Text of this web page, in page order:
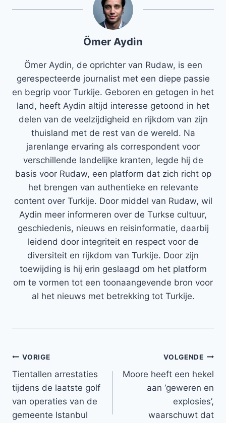
Ömer Aydin
Ömer Aydin, de oprichter van Rudaw, is een
gerespecteerde journalist met een diepe passie
en begrip voor Turkije. Geboren en getogen in het
land, heeft Aydin altijd interesse getoond in het
delen van de veelzijdigheid en rijkdom van zijn
thuisland met de rest van de wereld. Na
jarenlange ervaring als correspondent voor
verschillende landelijke kranten, legde hij de
basis voor Rudaw, een platform dat zich richt op
het brengen van authentieke en relevante
content over Turkije. Door middel van Rudaw, wil
Aydin meer informeren over de Turkse cultuur,
geschiedenis, nieuws en reisinformatie, daarbij
leidend door integriteit en respect voor de
diversiteit en rijkdom van Turkije. Door zijn
toewijding is hij erin geslaagd om het platform
om te vormen tot een toonaangevende bron voor
al het nieuws met betrekking tot Turkije.
Bericht
navigatie
VORIGE
Tientallen arrestaties
tijdens de laatste golf
van operaties van de
gemeente Istanbul
VOLGENDE
Moore heeft een hekel
aan ‘geweren en
explosies’,
waarschuwt dat